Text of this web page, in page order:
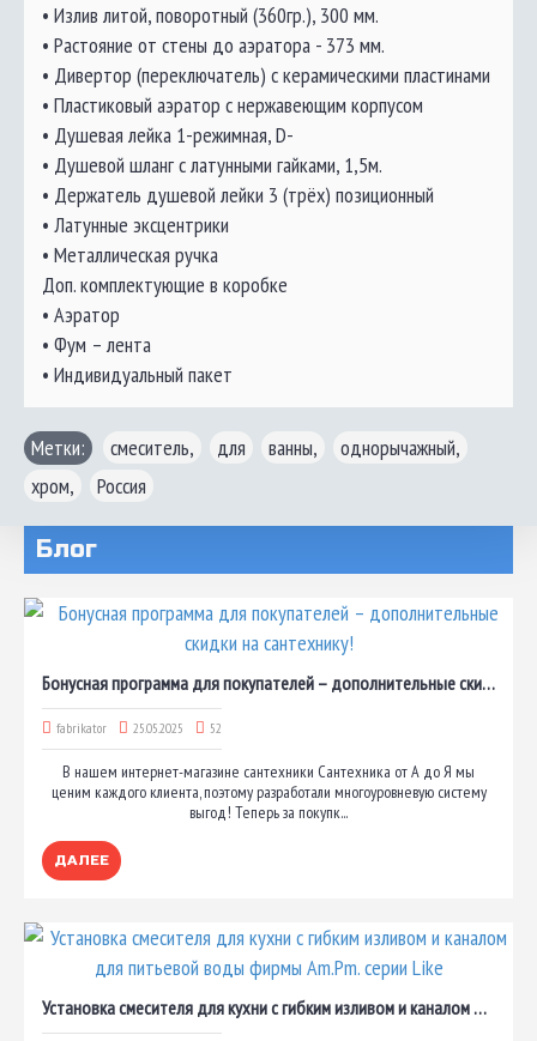
• Излив литой, поворотный (360гр.), 300 мм.
• Растояние от стены до аэратора - 373 мм.
• Дивертор (переключатель) с керамическими пластинами
• Пластиковый аэратор с нержавеющим корпусом
• Душевая лейка 1-режимная, D-
• Душевой шланг с латунными гайками, 1,5м.
• Держатель душевой лейки 3 (трёх) позиционный
• Латунные эксцентрики
• Металлическая ручка
Доп. комплектующие в коробке
• Аэратор
• Фум – лента
• Индивидуальный пакет
Метки: смеситель, для ванны, однорычажный,
хром,
Россия
Блог
Бонусная программа для покупателей – дополнительные скидки на сантехнику!
fabrikator 25.05.2025 52
В нашем интернет-магазине сантехники Сантехника от А до Я мы
ценим каждого клиента, поэтому разработали многоуровневую систему
выгод! Теперь за покупк...
ДАЛЕЕ
Установка смесителя для кухни с гибким изливом и каналом для питьевой воды фирмы Am.Pm. серии Like